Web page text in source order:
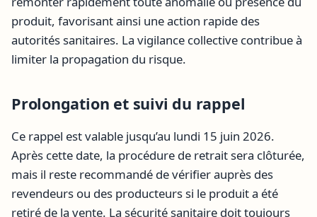
produit, favorisant ainsi une action rapide des
autorités sanitaires. La vigilance collective contribue à
limiter la propagation du risque.
Prolongation et suivi du rappel
Ce rappel est valable jusqu’au lundi 15 juin 2026.
Après cette date, la procédure de retrait sera clôturée,
mais il reste recommandé de vérifier auprès des
revendeurs ou des producteurs si le produit a été
retiré de la vente. La sécurité sanitaire doit toujours